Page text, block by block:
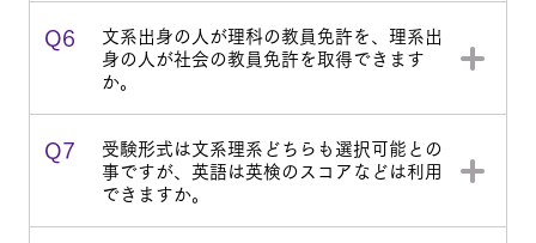
Q6 文系出身の人が理科の教員免許を、理系出
身の人が社会の教員免許を取得できます
か。
Q7 受験形式は文系理系どちらも選択可能との
事ですが、英語は英検のスコアなどは利用
できますか。